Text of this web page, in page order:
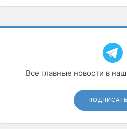
Все главные новости в